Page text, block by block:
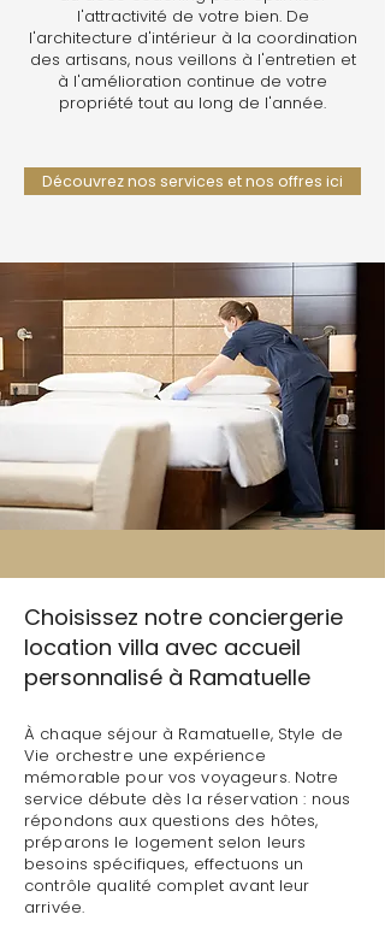
l'attractivité de votre bien. De
l'architecture d'intérieur à la coordination
des artisans, nous veillons à l'entretien et
à l'amélioration continue de votre
propriété tout au long de l'année.
Découvrez nos services et nos offres ici
Choisissez notre conciergerie
location villa avec accueil
personnalisé à Ramatuelle
À chaque séjour à Ramatuelle, Style de
Vie orchestre une expérience
mémorable pour vos voyageurs. Notre
service débute dès la réservation : nous
répondons aux questions des hôtes,
préparons le logement selon leurs
besoins spécifiques, effectuons un
contrôle qualité complet avant leur
arrivée.